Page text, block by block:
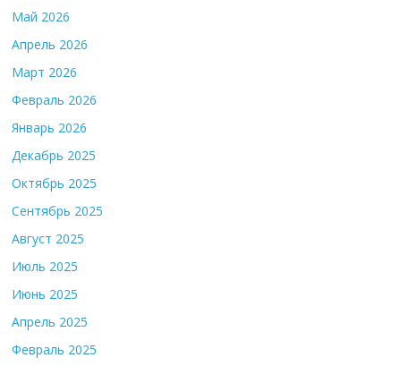
Май 2026
Апрель 2026
Март 2026
Февраль 2026
Январь 2026
Декабрь 2025
Октябрь 2025
Сентябрь 2025
Август 2025
Июль 2025
Июнь 2025
Апрель 2025
Февраль 2025